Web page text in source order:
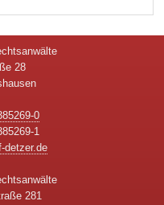
28
0
1
detzer.de
281